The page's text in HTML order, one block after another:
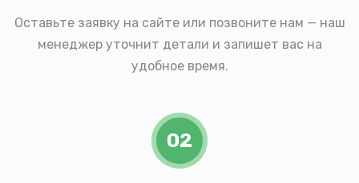
Оставьте заявку на сайте или позвоните нам — наш
менеджер уточнит детали и запишет вас на
удобное время.
02